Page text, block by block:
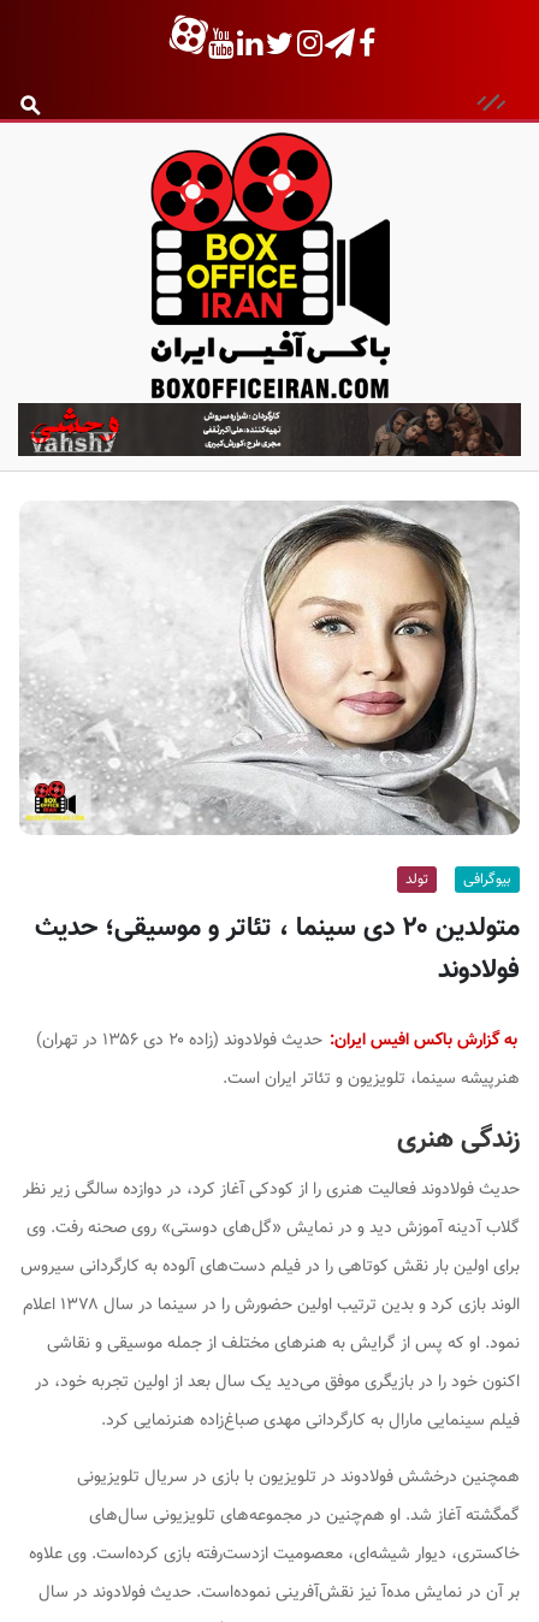
ب
ا
ک
س
آ
ف
س
ا
ی
ر
ا
ن
بیوگرافی تولد
متولدین ۲۰ دی سینما ، تئاتر و موسیقی؛ حدیث
فولادوند
به گزارش باکس افیس ایران:
حدیث فولادوند (زاده ۲۰ دی ۱۳۵۶ در تهران)
هنرپیشه سینما، تلویزیون و تئاتر ایران است.
زندگی هنری
حدیث فولادوند فعالیت هنری را از کودکی آغاز کرد، در دوازده سالگی زیر نظر
گلاب آدینه آموزش دید و در نمایش «گل‌های دوستی» روی صحنه رفت. وی
برای اولین بار نقش کوتاهی را در فیلم دست‌های آلودهبه کارگردانی سیروس
الوند بازی کرد و بدین ترتیب اولین حضورش را در سینما در سال ۱۳۷۸ اعلام
نمود. او که پس از گرایش به هنرهای مختلف از جمله موسیقی و نقاشی
اکنون خود را در بازیگری موفق می‌دید یک سال بعد از اولین تجربه خود، در
فیلم سینماییمارالبه کارگردانی مهدی صباغ‌زاده هنرنمایی کرد.
همچنین درخشش فولادوند در تلویزیون با بازی در سریال تلویزیونی
گمگشته آغاز شد. او هم‌چنین در مجموعه‌های تلویزیونی سال‌های
خاکستری، دیوار شیشه‌ای، معصومیت ازدست‌رفته بازی کرده‌است. وی علاوه
بر آن در نمایش مده‌آ نیز نقش‌آفرینی نموده‌است. حدیث فولادوند در سال